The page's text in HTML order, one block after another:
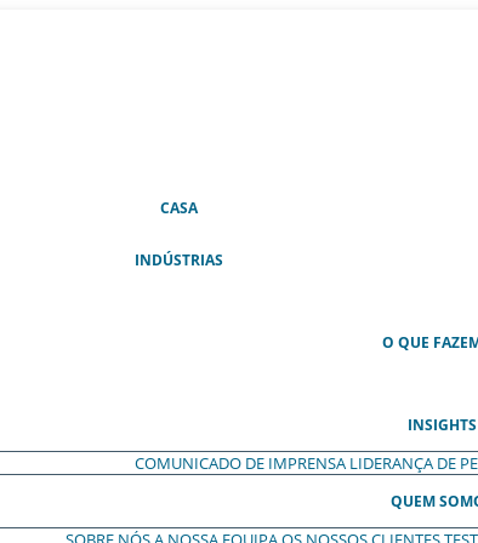
CASA(ATUAL)
INDÚSTRIAS
O QUE
INSIGHTS
COMUNICADO DE IMPRENSA LIDERANÇA DE
QUEM